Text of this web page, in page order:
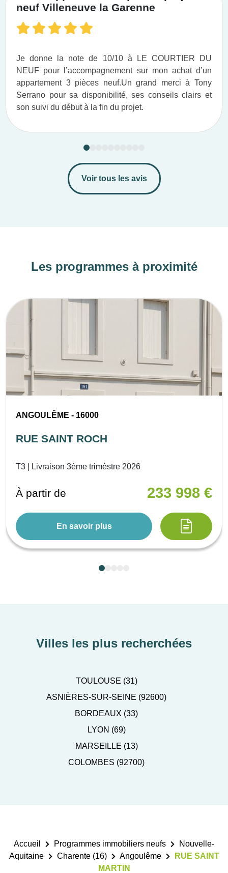
neuf Villeneuve la Garenne
Je donne la note de 10/10 à LE COURTIER DU
NEUF pour l’accompagnement sur mon achat d’un
appartement 3 pièces neuf.​ Un grand merci à Tony
Serrano pour sa disponibilité, ses conseils clairs et
son suivi du début à la fin du projet.​
Voir tous les avis
Les programmes à proximité
ANGOULÊME - 16000
RUE SAINT ROCH
T3 | Livraison 3ème trimèstre 2026
À partir de 233 998 €
En savoir plus
Villes les plus recherchées
TOULOUSE (31)
ASNIÈRES-SUR-SEINE (92600)
BORDEAUX (33)
LYON (69)
MARSEILLE (13)
COLOMBES (92700)
Accueil Programmes immobiliers neufs
Nouvelle-
Aquitaine
Charente (16) Angoulême
RUE SAINT
MARTIN